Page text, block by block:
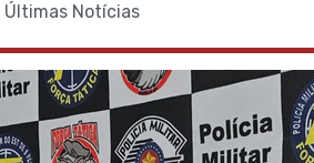
Últimas Notícias